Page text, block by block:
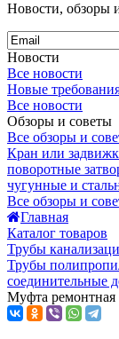
Новости, обзоры
Новости
Все новости
Новые
Все новости
Обзоры и советы
Все обзоры и
Кран или
поворотные
чугунные и
Все обзоры и
Главная
Каталог товаров
Трубы
Трубы
соединительные
Муфта ремонтная